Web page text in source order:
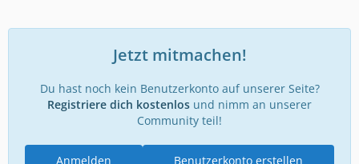
Jetzt mitmachen!
Du hast noch kein Benutzerkonto auf unserer Seite?
Registriere dich kostenlos und nimm an unserer
Community teil!
Benutzerkonto erstellen
Anmelden